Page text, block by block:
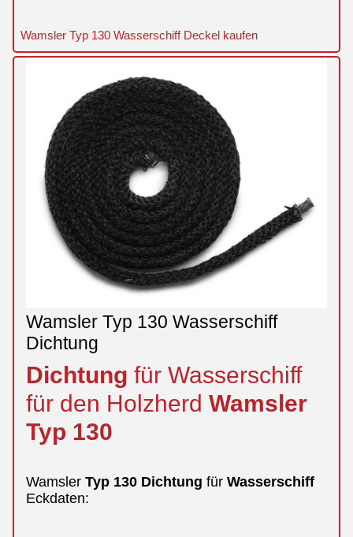
Wamsler Typ 130 Wasserschiff Deckel kaufen
Wamsler Typ 130 Wasserschiff
Dichtung
Dichtung für Wasserschiff
für den Holzherd Wamsler
Typ 130
Wamsler Typ 130 Dichtung für Wasserschiff
Eckdaten: